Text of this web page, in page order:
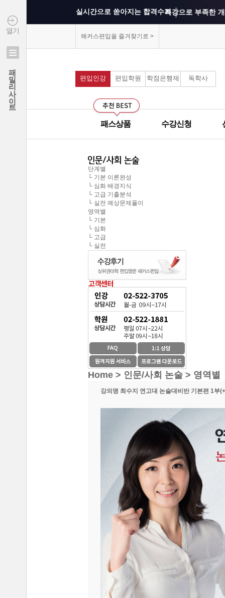
열기
패밀리사이트
실시간으로 쏟아지는 합격수기특강으로 부족한
선생님과의 카톡
해커스편입이 무
이 달의 베스트강
SNS나 페이지를
환급이라는 조건
방대한 자료와 데
중간에 정리된 자
건국대학교 최종합격 이*준
성균관대학교 최종합격 정*림
중앙대학교 최종합격 이*영
건국대학교 최종합격 정*훈
서울시립대학교 최종합격 한*현
홍익대학교 최종합격 김*영
중앙대학교 최종합격 김*현
한국외국어대학교 최종합격 김*진
중앙대학교 최종합격 한*현
연세대학교 최종합격 김*진
건국대학교 최종합격 이*준
성균관대학교 최종합격 정*림
중앙대학교 최종합격 이*영
건국대학교 최종합격 정*훈
이화여자대학교 최종합격 김*현
중앙대학교 최종합격 이*준
서울시립대학교 최종합격 한*현
홍익대학교 최종합격 김*영
중앙대학교 최종합격 김*현
한국외국어대학교 최종합격 김*진
해커스편입을 즐겨찾기로 >
편입인강 편입학원 학점은행제 독학사
패스상품 수강신청
단계별
└ 기본 이론완성
└ 심화 배경지식
└ 고급 기출분석
└ 실전 예상문제풀이
영역별
└ 기본
└ 심화
└ 고급
└ 실전
Home > 인문/사회 논술 > 영역별
강의명 최수지 연고대 논술대비반 기본편 1부